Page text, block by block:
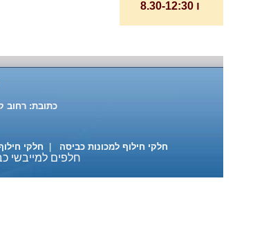
ו 8.30-12:30
כתובת: רחוב קיבוץ גלויות 87 ת"א טלפון: 03-
חלקי חילוף למכונות כביסה
חלקי
חלפים למייבשי